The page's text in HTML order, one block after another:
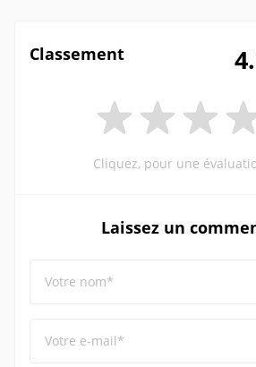
Classement
Cliquez, pour une
Laissez un
Votre nom*
Votre e-mail*